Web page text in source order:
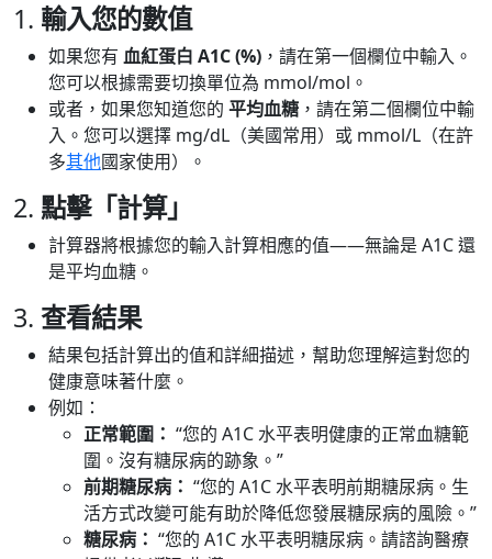
1. 輸入您的數值
如果您有 血紅蛋白 A1C (%) ，請在第一個欄位中輸入。
您可以根據需要切換單位為 mmol/mol。
或者，如果您知道您的 平均血糖 ，請在第二個欄位中輸
入。您可以選擇 mg/dL（美國常用）或 mmol/L（在許
多其他國家使用）。
2. 點擊「計算」
計算器將根據您的輸入計算相應的值——無論是 A1C 還
是平均血糖。
3. 查看結果
結果包括計算出的值和詳細描述，幫助您理解這對您的
健康意味著什麼。
例如：
正常範圍： “您的 A1C 水平表明健康的正常血糖範
圍。沒有糖尿病的跡象。”
前期糖尿病： “您的 A1C 水平表明前期糖尿病。生
活方式改變可能有助於降低您發展糖尿病的風險。”
糖尿病： “您的 A1C 水平表明糖尿病。請諮詢醫療